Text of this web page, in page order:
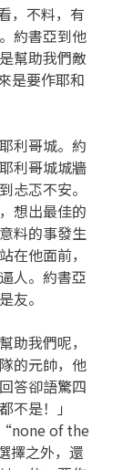
，不料，有
約書亞到他
幫助我們敵
是要作耶和
利哥城。約
利哥城城牆
忐忑不安。
想出最佳的
料的事發生
在他面前，
人。約書亞
友。
助我們呢，
的元帥，他
答卻語驚四
不是！」
of the
擇之外，還